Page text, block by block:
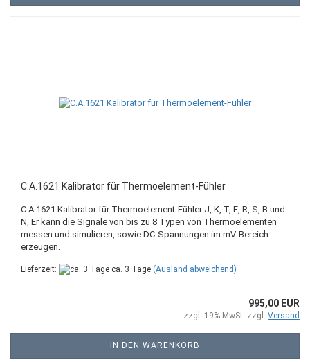
C.A.1621 Kalibrator für Thermoelement-Fühler
C.A 1621 Kalibrator für Thermoelement-Fühler J, K, T, E, R, S, B und
N, Er kann die Signale von bis zu 8 Typen von Thermoelementen
messen und simulieren, sowie DC-Spannungen im mV-Bereich
erzeugen.
Lieferzeit: ca. 3 Tage (Ausland abweichend)
995,00 EUR
zzgl. 19% MwSt. zzgl. Versand
IN DEN WARENKORB